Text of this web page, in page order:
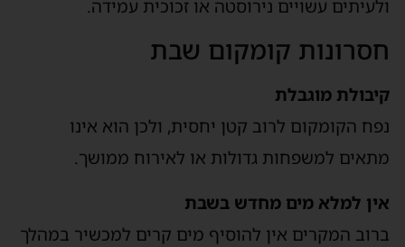
ולעיתים עשויים נירוסטה או זכוכית עמידה.
חסרונות קומקום שבת
קיבולת מוגבלת
נפח הקומקום לרוב קטן יחסית, ולכן הוא אינו
מתאים למשפחות גדולות או לאירוח ממושך.
אין למלא מים מחדש בשבת
ברוב המקרים אין להוסיף מים קרים למכשיר במהלך